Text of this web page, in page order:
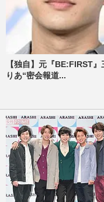
【独自】元『BE:FIRST
りあ“密会報道...